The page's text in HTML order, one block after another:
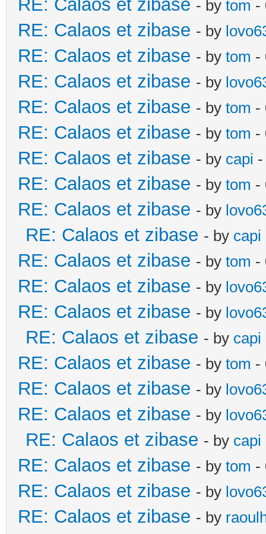
RE: Calaos et zibase - by tom -
RE: Calaos et zibase - by
RE: Calaos et zibase - by tom -
RE: Calaos et zibase - by
RE: Calaos et zibase - by tom -
RE: Calaos et zibase - by tom -
RE: Calaos et zibase - by capi
RE: Calaos et zibase - by tom -
RE: Calaos et zibase - by
RE: Calaos et zibase - by capi
RE: Calaos et zibase - by tom -
RE: Calaos et zibase - by
RE: Calaos et zibase - by
RE: Calaos et zibase - by capi
RE: Calaos et zibase - by tom -
RE: Calaos et zibase - by
RE: Calaos et zibase - by
RE: Calaos et zibase - by capi
RE: Calaos et zibase - by tom -
RE: Calaos et zibase - by
RE: Calaos et zibase - by